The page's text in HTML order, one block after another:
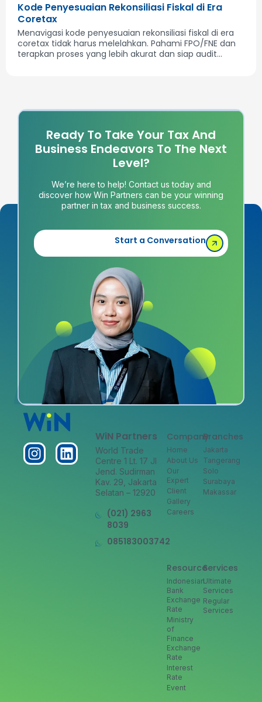
Kode Penyesuaian Rekonsiliasi Fiskal di Era
Coretax
Menavigasi kode penyesuaian rekonsiliasi fiskal di era
coretax tidak harus melelahkan. Pahami FPO/FNE dan
terapkan proses yang lebih akurat dan siap audit...
Ready To Take Your Tax And
Business Endeavors To The Next
Level?
We’re here to help! Contact us today and
discover how Win Partners can be your winning
partner in tax and business success.
Start a Conversation
WiN Partners
World Trade
Centre 1 Lt. 17 Jl
Jend. Sudirman
Kav. 29, Jakarta
Selatan – 12920
(021) 2963
8039
085183003742
Company
Home
About Us
Our
Expert
Client
Gallery
Careers
Services
Ultimate
Services
Regular
Services
Branches
Jakarta
Tangerang
Solo
Surabaya
Makassar
Resource
Indonesian
Bank
Exchange
Rate
Ministry
of
Finance
Exchange
Rate
Interest
Rate
Event